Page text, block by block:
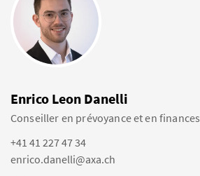
Enrico Leon Danelli
Conseiller en prévoyance et en finances
+41 41 227 47 34
enrico.danelli@axa.ch